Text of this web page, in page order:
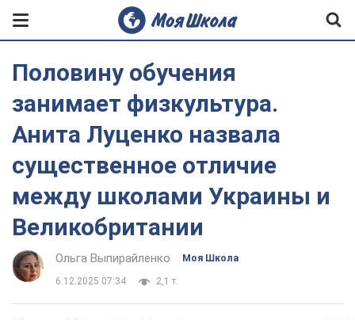
Половину обучения
занимает физкультура.
Анита Луценко назвала
существенное отличие
между школами Украины и
Великобритании
Ольга Выпирайленко Моя Школа
6.12.2025 07:34 2,1 т.